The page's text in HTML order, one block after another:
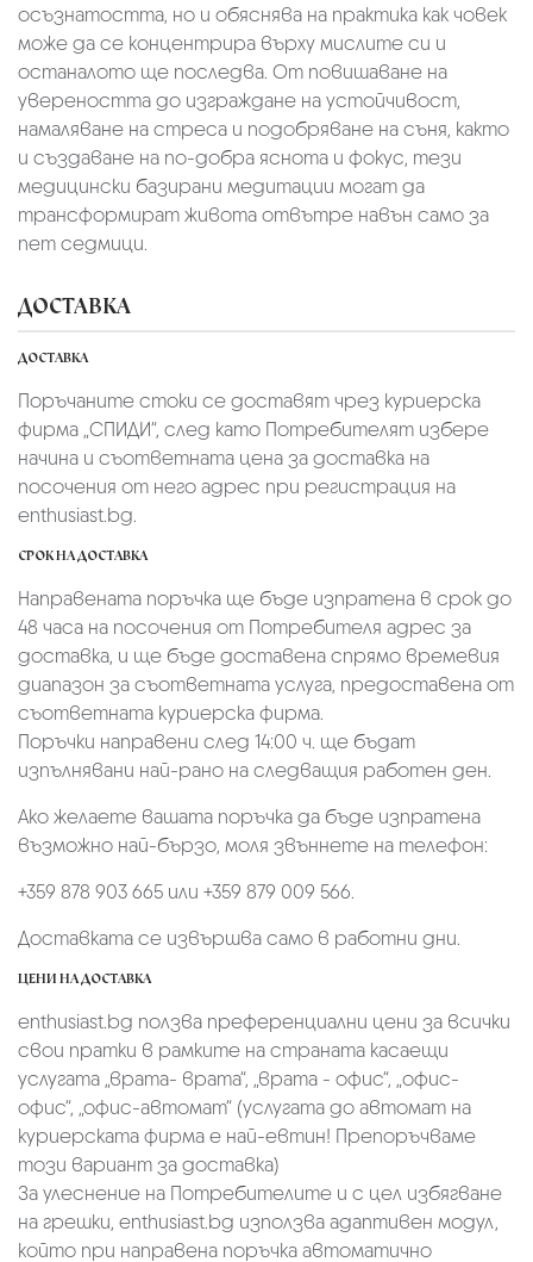
осъзнатостта, но и обяснява на практика как човек
може да се концентрира върху мислите си и
останалото ще последва. От повишаване на
увереността до изграждане на устойчивост,
намаляване на стреса и подобряване на съня, както
и създаване на по-добра яснота и фокус, тези
медицински базирани медитации могат да
трансформират живота отвътре навън само за
пет седмици.
ДОСТАВКА
ДОСТАВКА
Поръчаните стоки се доставят чрез куриерскa
фирмa „СПИДИ“, след като Потребителят избере
начина и съответната цена за доставка на
посочения от него адрес при регистрация на
enthusiast.bg.
СРОК НА ДОСТАВКА
Направената поръчка ще бъде изпратена в срок до
48 часа на посочения от Потребителя адрес за
доставка, и ще бъде доставена спрямо времевия
диапазон за съответната услуга, предоставена от
съответната куриерска фирма.
Поръчки направени след 14:00 ч. ще бъдат
изпълнявани най-рано на следващия работен ден.
Ако желаете вашата поръчка да бъде изпратена
възможно най-бързо, моля звъннете на телефон:
+359 878 903 665 или +359 879 009 566.
Доставката се извършва само в работни дни.
ЦЕНИ НА ДОСТАВКА
enthusiast.bg ползва преференциални цени за всички
свои пратки в рамките на страната касаещи
услугата „врата- врата“, „врата - офис“, „oфис-
офис“, „офис-автомат“ (услугата до автомат на
куриерската фирма е най-евтин! Препоръчваме
този вариант за доставка)
За улеснение на Потребителите и с цел избягване
на грешки, enthusiast.bg използва адаптивен модул,
който при направена поръчка автоматично